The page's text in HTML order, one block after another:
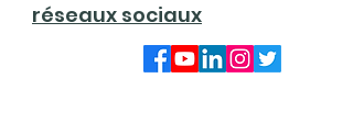
réseaux sociaux